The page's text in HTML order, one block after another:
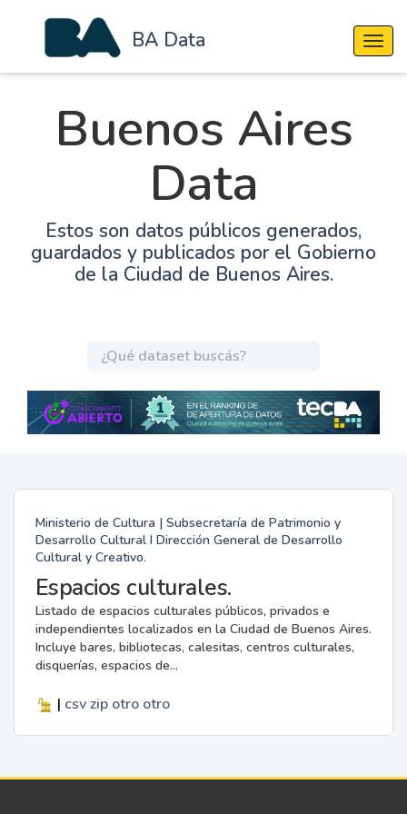
BA Data
Buenos Aires
Data
Estos son datos públicos generados,
guardados y publicados por el Gobierno
de la Ciudad de Buenos Aires.
Ministerio de Cultura | Subsecretaría de Patrimonio y
Desarrollo Cultural I Dirección General de Desarrollo
Cultural y Creativo.
Espacios culturales.
Listado de espacios culturales públicos, privados e
independientes localizados en la Ciudad de Buenos Aires.
Incluye bares, bibliotecas, calesitas, centros culturales,
disquerías, espacios de...
| csv zip otro otro